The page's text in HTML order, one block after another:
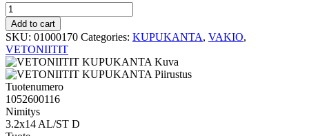
VAKIO
KUPUKANTA
3.2x14
AL/ST
D
quantity
Add to cart
SKU: 01000170 Categories: KUPUKANTA, VAKIO,
VETONIITIT
Tuotenumero
1052600116
Nimitys
3.2x14 AL/ST D